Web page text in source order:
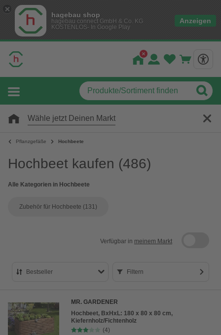
hagebau shop
hagebau connect GmbH & Co. KG
KOSTENLOS- In Google Play
Anzeigen
Wähle jetzt Deinen Markt
Pflanzgefäße Hochbeete
Hochbeet kaufen (486)
Alle Kategorien in Hochbeete
Zubehör für Hochbeete (131)
Verfügbar in meinem Markt
Bestseller
Preis aufsteigend
Preis absteigend
Filtern
MR. GARDENER
Hochbeet, BxHxL: 180 x 80 x 80 cm,
Kiefernholz/Fichtenholz
(4)